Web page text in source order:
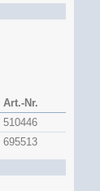
Art.-Nr.
510446
695513